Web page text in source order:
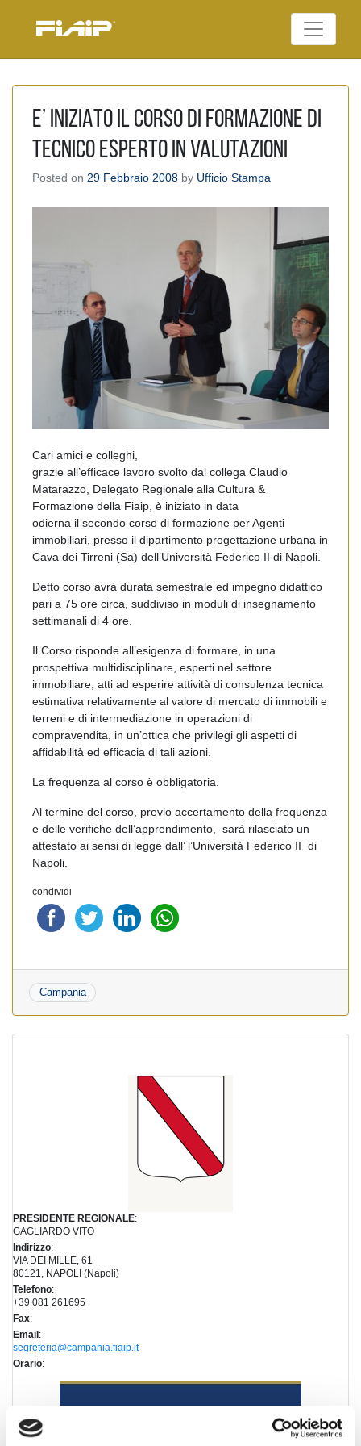
Federazione Italiana
E’ INIZIATO IL CORSO DI FORMAZIONE DI
TECNICO ESPERTO IN VALUTAZIONI
Posted on 29 Febbraio 2008 by Ufficio Stampa
Cari amici e colleghi,
grazie all’efficace lavoro svolto dal collega Claudio
Matarazzo, Delegato Regionale alla Cultura &
Formazione della Fiaip, è iniziato in data
odierna il secondo corso di formazione per Agenti
immobiliari, presso il dipartimento progettazione urbana in
Cava dei Tirreni (Sa) dell’Università Federico II di Napoli.
Detto corso avrà durata semestrale ed impegno didattico
pari a 75 ore circa, suddiviso in moduli di insegnamento
settimanali di 4 ore.
Il Corso risponde all’esigenza di formare, in una
prospettiva multidisciplinare, esperti nel settore
immobiliare, atti ad esperire attività di consulenza tecnica
estimativa relativamente al valore di mercato di immobili e
terreni e di intermediazione in operazioni di
compravendita, in un’ottica che privilegi gli aspetti di
affidabilità ed efficacia di tali azioni.
La frequenza al corso è obbligatoria.
Al termine del corso, previo accertamento della frequenza
e delle verifiche dell’apprendimento, sarà rilasciato un
attestato ai sensi di legge dall’ l’Università Federico II di
Napoli.
condividi
Campania
PRESIDENTE REGIONALE:
GAGLIARDO VITO
Indirizzo:
VIA DEI MILLE, 61
80121, NAPOLI (Napoli)
Telefono:
+39 081 261695
Fax:
Email:
segreteria@campania.fiaip.it
Orario: